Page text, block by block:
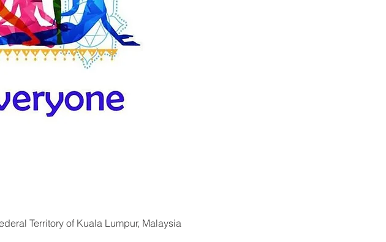
Territory of Kuala Lumpur, Malaysia